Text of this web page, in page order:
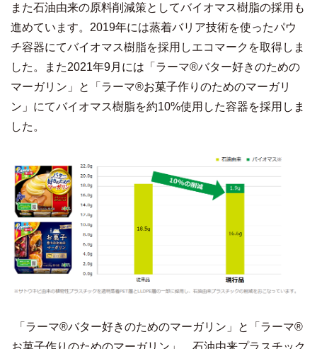
また石油由来の原料削減策としてバイオマス樹脂の採用も
進めています。2019年には蒸着バリア技術を使ったパウ
チ容器にてバイオマス樹脂を採用しエコマークを取得しま
した。また2021年9月には「ラーマ®バター好きのための
マーガリン」と「ラーマ®お菓子作りのためのマーガリ
ン」にてバイオマス樹脂を約10%使用した容器を採用しま
した。
「ラーマ®バター好きのためのマーガリン」と「ラーマ®